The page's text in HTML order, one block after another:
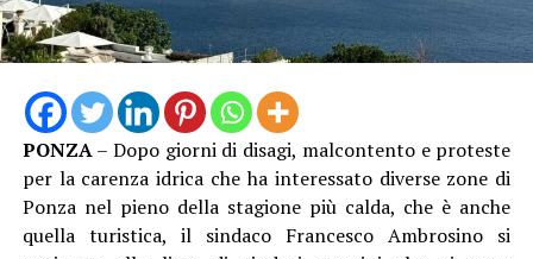
lavoro, 13 con esito mortale. Nei primi sei mesi del 2026
le denunce hanno già raggiunto quota 1.864, quattro
invece gli incidenti mortali. Un bilancio che non
comprende ancora i due lavoratori morti per il caldo nel
mese di luglio e che rende – ad oggi – il quadro ancora
più drammatico”, conclude Garullo
PONZA– Dopo giorni di disagi, malcontento e proteste
per la carenza idrica che ha interessato diverse zone di
Ponza nel pieno della stagione più calda, che è anche
quella turistica, il sindaco Francesco Ambrosino si